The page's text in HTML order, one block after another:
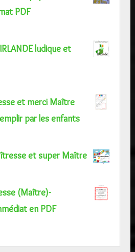
PDF
ludique et
et merci Maître
par les enfants
et super Maître
(Maître)-
en PDF